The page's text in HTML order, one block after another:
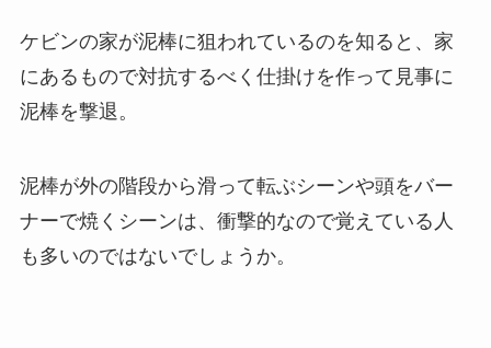
ケビンの家が泥棒に狙われているのを知ると、家
にあるもので対抗するべく仕掛けを作って見事に
泥棒を撃退。
泥棒が外の階段から滑って転ぶシーンや頭をバー
ナーで焼くシーンは、衝撃的なので覚えている人
も多いのではないでしょうか。